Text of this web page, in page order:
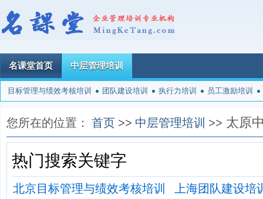
名课堂首页 中层管理培训
目标管理与绩效考核培训 团队建设培训 执行力培训 员工激励培训
您所在的位置： 首页 >> 中层管理培训 >> 太原
热门搜索关键字
北京目标管理与绩效考核培训
上海团队建设培